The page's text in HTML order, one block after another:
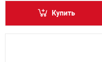
Купить